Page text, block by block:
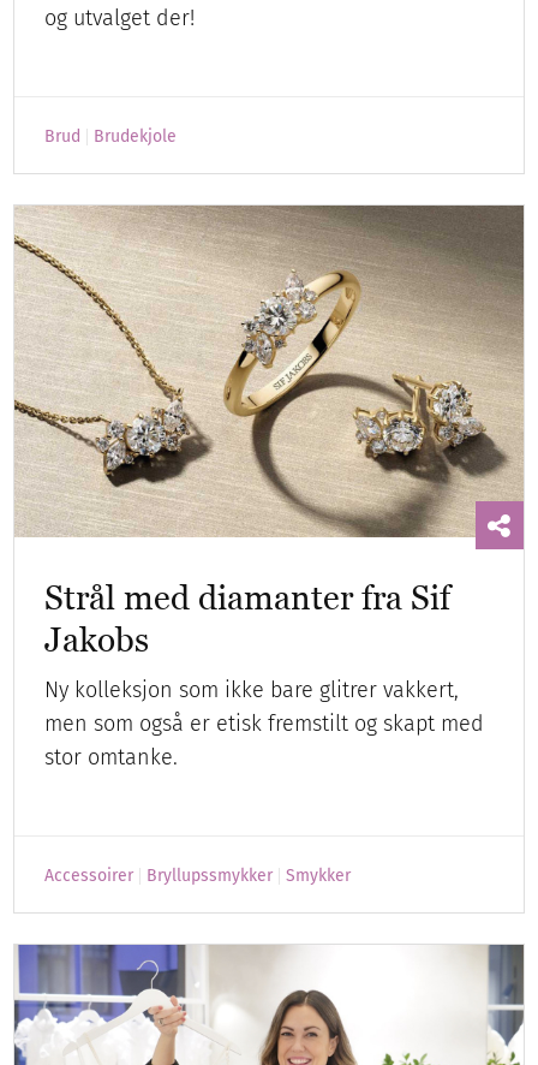
og utvalget der!
Brud Brudekjole
Strål med diamanter fra Sif
Jakobs
Ny kolleksjon som ikke bare glitrer vakkert,
men som også er etisk fremstilt og skapt med
stor omtanke.
Accessoirer Bryllupssmykker Smykker